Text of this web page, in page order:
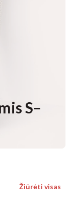
S–
Žiūrėti visas